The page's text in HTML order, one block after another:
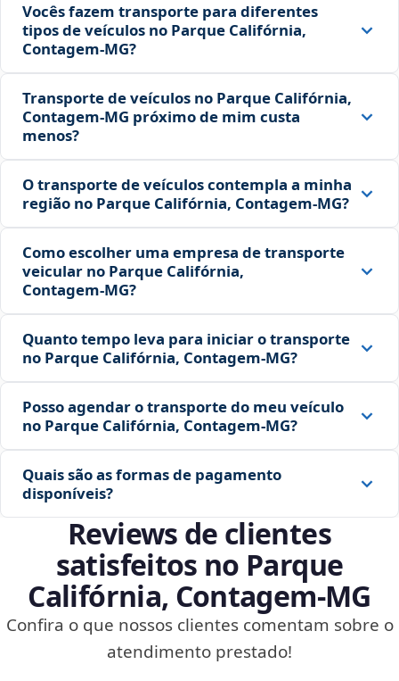
Vocês fazem transporte para diferentes
tipos de veículos no Parque Califórnia,
Contagem‑MG?
Transporte de veículos no Parque Califórnia,
Contagem‑MG próximo de mim custa
menos?
O transporte de veículos contempla a minha
região no Parque Califórnia, Contagem‑MG?
Como escolher uma empresa de transporte
veicular no Parque Califórnia,
Contagem‑MG?
Quanto tempo leva para iniciar o transporte
no Parque Califórnia, Contagem‑MG?
Posso agendar o transporte do meu veículo
no Parque Califórnia, Contagem‑MG?
Quais são as formas de pagamento
disponíveis?
Reviews de clientes
satisfeitos no Parque
Califórnia, Contagem‑MG
Confira o que nossos clientes comentam sobre o
atendimento prestado!